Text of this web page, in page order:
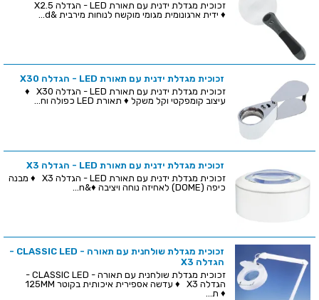
♦ ידית ארגונומית מגומי מוקשח לנוחות מירבית &d...
זכוכית מגדלת ידנית עם תאורת LED - הגדלה X30
זכוכית מגדלת ידנית עם תאורת LED - הגדלה X30 ♦
עיצוב קומפקטי וקל משקל ♦ תאורת LED כפולה וח...
זכוכית מגדלת ידנית עם תאורת LED - הגדלה X3
זכוכית מגדלת ידנית עם תאורת LED - הגדלה X3 ♦ מבנה
כיפה (DOME) לאחיזה נוחה ויציבה ♦&n...
זכוכית מגדלת שולחנית עם תאורה - CLASSIC LED -
הגדלה X3
זכוכית מגדלת שולחנית עם תאורה - CLASSIC LED -
הגדלה X3 ♦ עדשה אספירית איכותית בקוטר 125MM
♦ ת...